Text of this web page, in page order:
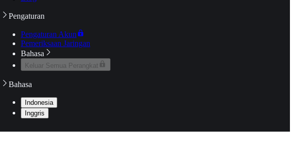
Pengaturan
Pengaturan Akun
Pemeriksaan Jaringan
Bahasa
Keluar Semua Perangkat
Bahasa
Indonesia
Inggris